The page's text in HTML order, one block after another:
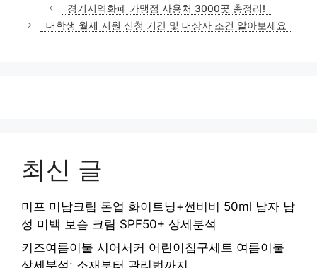
테
고
리
경기지역화폐 가맹점 사용처 3000곳 총정리!
대학생 월세 지원 신청 기간 및 대상자 조건 알아보세요
최신 글
미프 미남크림 톤업 화이트닝+썬비비 50ml 남자 남
성 미백 보습 크림 SPF50+ 상세분석
키즈여름이불 시어서커 어린이침구세트 여름이불